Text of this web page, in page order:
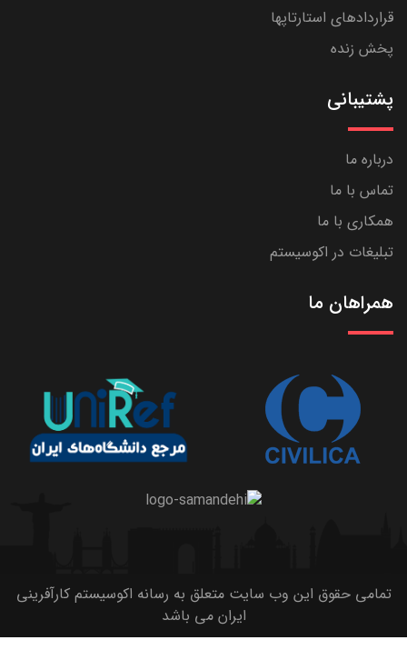
قراردادهای استارتاپها
پخش زنده
پشتیبانی
درباره ما
تماس با ما
همکاری با ما
تبلیغات در اکوسیستم
همراهان ما
تمامی حقوق این وب سایت متعلق به رسانه اکوسیستم کارآفرینی
ایران می باشد